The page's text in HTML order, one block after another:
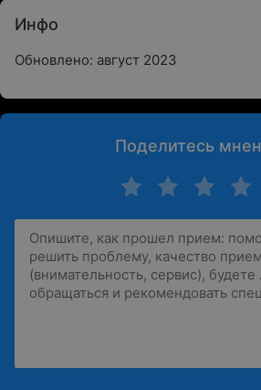
Инфо
Обновлено: август 2023
Поделитесь